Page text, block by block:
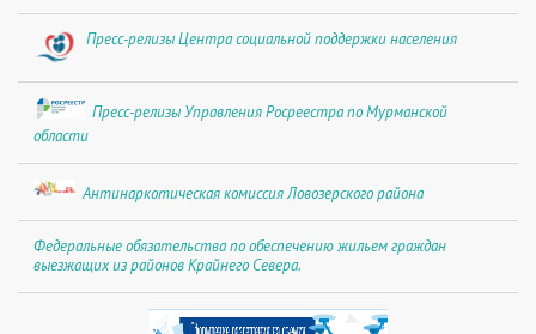
Пресс-релизы Центра социальной поддержки населения
Пресс-релизы Управления Росреестра по Мурманской
области
Антинаркотическая комиссия Ловозерского района
Федеральные обязательства по обеспечению жильем граждан
выезжащих из районов Крайнего Севера.